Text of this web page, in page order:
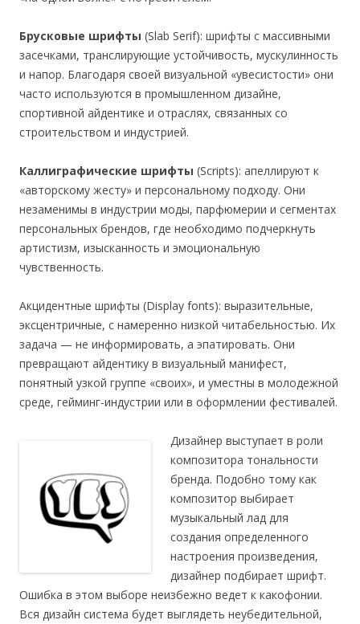
Брусковые шрифты (Slab Serif): шрифты с массивными
засечками, транслирующие устойчивость, мускулинность
и напор. Благодаря своей визуальной «увесистости» они
часто используются в промышленном дизайне,
спортивной айдентике и отраслях, связанных со
строительством и индустрией.
Каллиграфические шрифты (Scripts): апеллируют к
«авторскому жесту» и персональному подходу. Они
незаменимы в индустрии моды, парфюмерии и сегментах
персональных брендов, где необходимо подчеркнуть
артистизм, изысканность и эмоциональную
чувственность.
Акцидентные шрифты (Display fonts): выразительные,
эксцентричные, с намеренно низкой читабельностью. Их
задача — не информировать, а эпатировать. Они
превращают айдентику в визуальный манифест,
понятный узкой группе «своих», и уместны в молодежной
среде, гейминг-индустрии или в оформлении фестивалей.
Дизайнер выступает в роли
композитора тональности
бренда. Подобно тому как
композитор выбирает
музыкальный лад для
создания определенного
настроения произведения,
дизайнер подбирает шрифт.
Ошибка в этом выборе неизбежно ведет к какофонии.
Вся дизайн система будет выглядеть неубедительной,